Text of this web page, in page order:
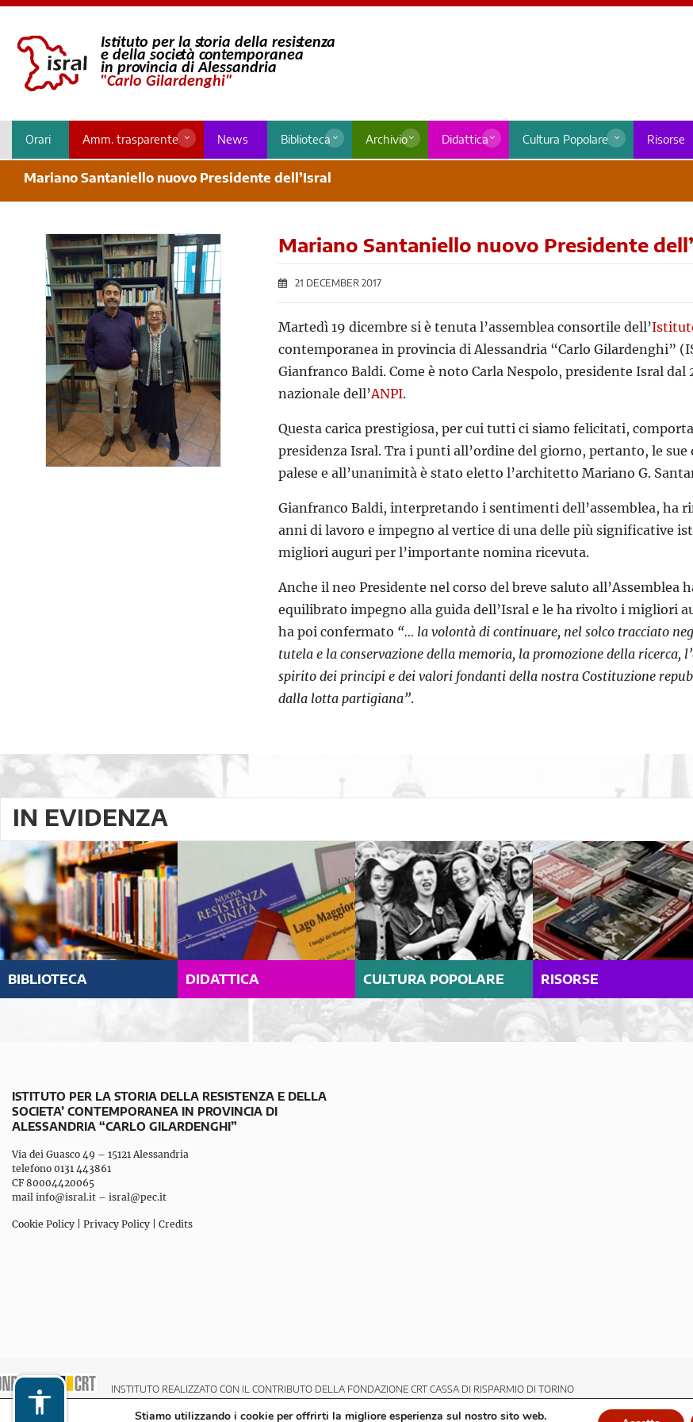
Orari Amm. trasparente News Biblioteca Archivio Didattica Cultura Popolare Risorse
Mariano Santaniello nuovo Presidente dell’Isral
Mariano Santaniello nuovo Presidente
21 DECEMBER 2017
Martedì 19 dicembre si è tenuta l’assemblea consortile dell’
contemporanea in provincia di Alessandria “Carlo Gilardenghi”
Gianfranco Baldi. Come è noto Carla Nespolo, presidente Isral
nazionale dell’ANPI.
Questa carica prestigiosa, per cui tutti ci siamo felicitati,
presidenza Isral. Tra i punti all’ordine del giorno, pertanto, le
palese e all’unanimità è stato eletto l’architetto Mariano G.
Gianfranco Baldi, interpretando i sentimenti dell’assemblea, ha
anni di lavoro e impegno al vertice di una delle più significative
migliori auguri per l’importante nomina ricevuta.
Anche il neo Presidente nel corso del breve saluto
equilibrato impegno alla guida dell’Isral e le ha rivolto i migliori
ha poi confermato “… la volontà di continuare, nel solco tracciato
tutela e la conservazione della memoria, la promozione della ricerca,
spirito dei principi e dei valori fondanti della nostra Costituzione
dalla lotta partigiana”.
IN EVIDENZA
BIBLIOTECA DIDATTICA CULTURA POPOLARE RISORSE
ISTITUTO PER LA STORIA DELLA RESISTENZA E DELLA
SOCIETA’ CONTEMPORANEA IN PROVINCIA DI
ALESSANDRIA “CARLO GILARDENGHI”
Via dei Guasco 49 – 15121 Alessandria
telefono 0131 443861
CF 80004420065
mail info@isral.it – isral@pec.it
Cookie Policy Privacy Policy Credits
INSTITUTO REALIZZATO CON IL CONTRIBUTO DELLA FONDAZIONE CRT CASSA DI RISPARMIO DI TORINO
Stiamo utilizzando i cookie per offrirti la migliore esperienza sul nostro sito web.